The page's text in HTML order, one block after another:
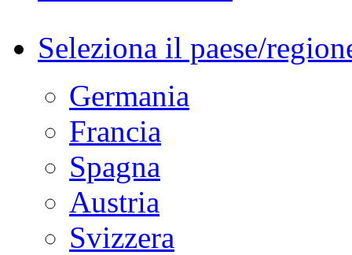
Seleziona il paese/
Germania
Francia
Spagna
Austria
Svizzera